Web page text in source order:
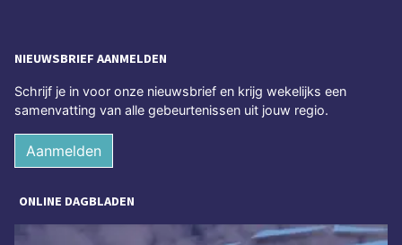
NIEUWSBRIEF AANMELDEN
Schrijf je in voor onze nieuwsbrief en krijg wekelijks een
samenvatting van alle gebeurtenissen uit jouw regio.
Aanmelden
ONLINE DAGBLADEN